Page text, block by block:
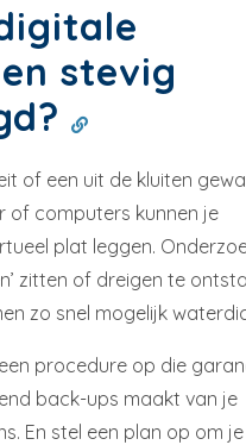
stevig
of een uit de kluiten
of computers kunnen je
plat leggen.
zitten of dreigen te
zo snel mogelijk
procedure op die
back-ups maakt van je
En stel een plan op om je